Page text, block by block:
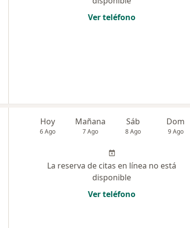
Ver teléfono
Hoy
6 Ago
Mañana
7 Ago
Sáb
8 Ago
Dom
9 Ago
La reserva de citas en línea no está
disponible
Ver teléfono